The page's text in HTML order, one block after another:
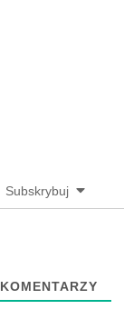
Subskrybuj
KOMENTARZY